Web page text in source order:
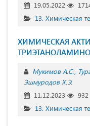
19.05.2022
13. Химическая
ХИМИЧЕСКАЯ
Мукимов А.С.
Эшмуродов Х.Э.
11.12.2023
932
13. Химическая